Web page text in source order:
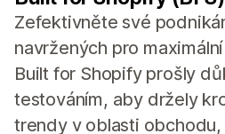
Zefektivněte své
navržených pro
Built for Shopify prošly
testováním, aby držely
trendy v oblasti obchodu,